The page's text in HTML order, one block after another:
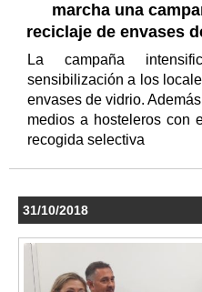
marcha una
reciclaje de envases
La campaña
sensibilización a los
envases de vidrio.
medios a hosteleros con
recogida selectiva
31/10/2018